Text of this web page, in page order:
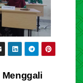
Menggali